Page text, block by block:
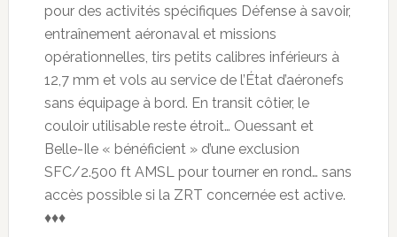
pour des activités spécifiques Défense à savoir,
entraînement aéronaval et missions
opérationnelles, tirs petits calibres inférieurs à
12,7 mm et vols au service de l’État d’aéronefs
sans équipage à bord. En transit côtier, le
couloir utilisable reste étroit… Ouessant et
Belle-Ile « bénéficient » d’une exclusion
SFC/2.500 ft AMSL pour tourner en rond… sans
accès possible si la ZRT concernée est active.
♦♦♦